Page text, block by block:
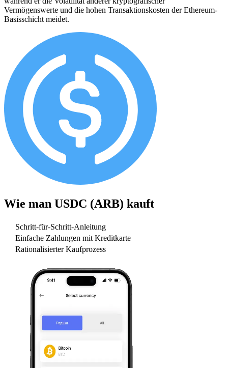
Vermögenswerte und die hohen Transaktionskosten der Ethereum-
Basisschicht meidet.
Wie man USDC (ARB) kauft
Schritt-für-Schritt-Anleitung
Einfache Zahlungen mit Kreditkarte
Rationalisierter Kaufprozess